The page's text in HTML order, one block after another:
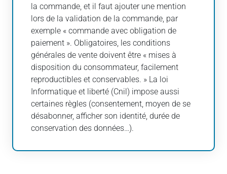
la commande, et il faut ajouter une mention
lors de la validation de la commande, par
exemple « commande avec obligation de
paiement ». Obligatoires, les conditions
générales de vente doivent être « mises à
disposition du consommateur, facilement
reproductibles et conservables. » La loi
Informatique et liberté (Cnil) impose aussi
certaines règles (consentement, moyen de se
désabonner, afficher son identité, durée de
conservation des données…).